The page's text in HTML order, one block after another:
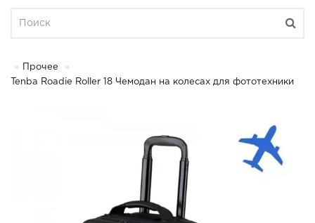
Прочее
Tenba Roadie Roller 18 Чемодан на колесах для фототехники